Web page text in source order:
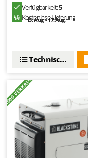
Verfügbarkeit:5
Kostenlose Lieferung
13. Aug. - 17. Aug.
Technische Daten
+1000 VERKAUFT